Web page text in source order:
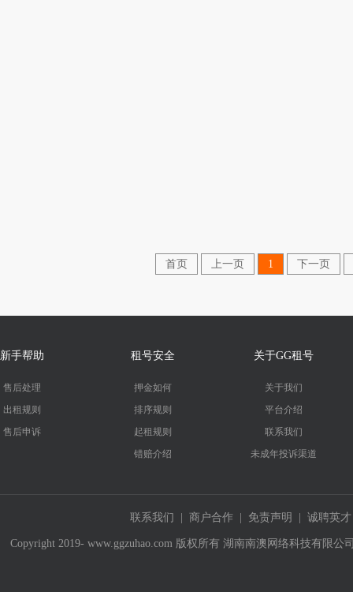
首页 上一页 1 下一页
新手帮助
售后处理
出租规则
售后申诉
租号安全
押金如何
排序规则
起租规则
错赔介绍
关于GG租号
关于我们
平台介绍
联系我们
未成年投诉渠道
联系我们 商户合作 免责声明 诚聘英才
Copyright 2019- www.ggzuhao.com 版权所有 湖南南澳网络科技有限公司